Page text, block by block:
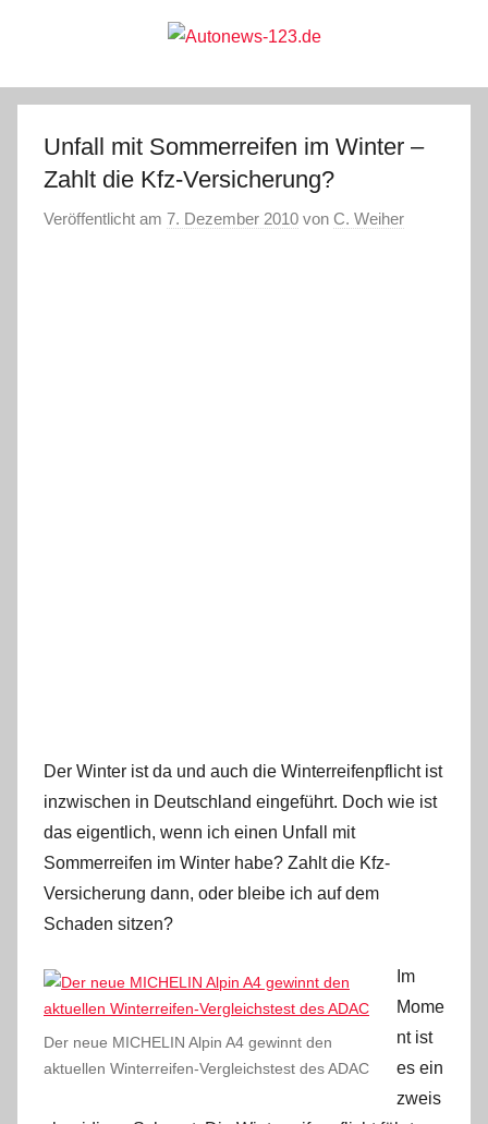
Autonews-
123.de
Unfall mit Sommerreifen im Winter –
Zahlt die Kfz-Versicherung?
Veröffentlicht am 7. Dezember 2010 von C. Weiher
Der Winter ist da und auch die Winterreifenpflicht ist
inzwischen in Deutschland eingeführt. Doch wie ist
das eigentlich, wenn ich einen Unfall mit
Sommerreifen im Winter habe? Zahlt die Kfz-
Versicherung dann, oder bleibe ich auf dem
Schaden sitzen?
Der neue MICHELIN Alpin A4 gewinnt den
aktuellen Winterreifen-Vergleichstest des ADAC
Im
Mome
nt ist
es ein
zweis